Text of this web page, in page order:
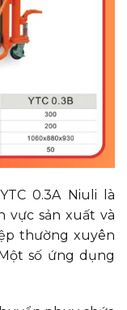
0.3A Niuli là
sản xuất và
thường xuyên
số ứng dụng